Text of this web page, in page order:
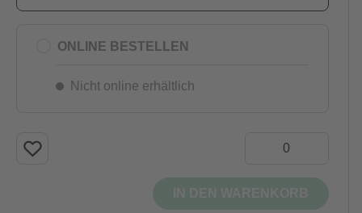
ONLINE BESTELLEN
Nicht online erhältlich